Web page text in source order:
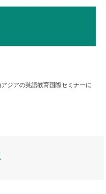
ジアの英語教育国際セミナーに